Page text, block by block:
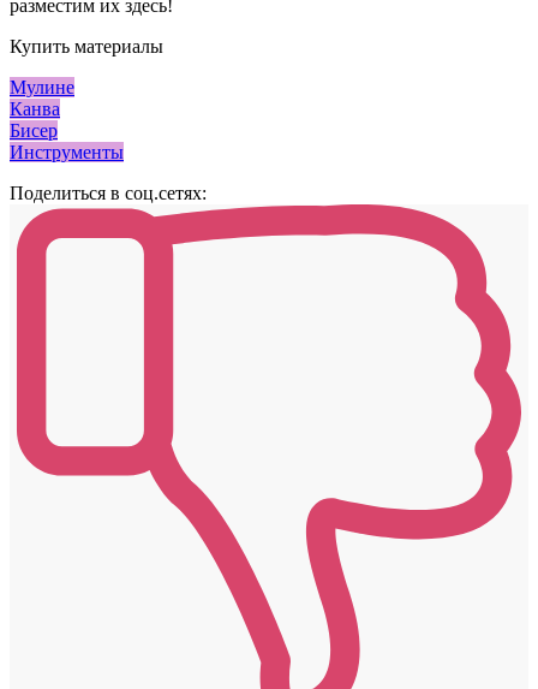
разместим их здесь!
Купить материалы
Мулине
Канва
Бисер
Инструменты
Поделиться в соц.сетях: